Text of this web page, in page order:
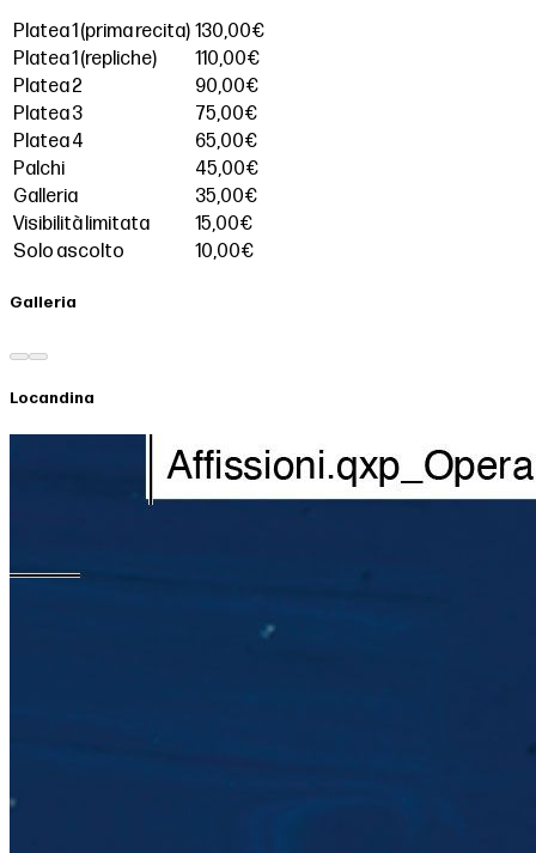
Platea 1 (prima recita) 130,00€
Platea 1 (repliche)
110,00€
Platea 2
90,00€
Platea 3
75,00€
Platea 4
65,00€
Palchi
45,00€
Galleria
35,00€
Visibilità limitata
15,00€
Solo ascolto
10,00€
Galleria
Locandina